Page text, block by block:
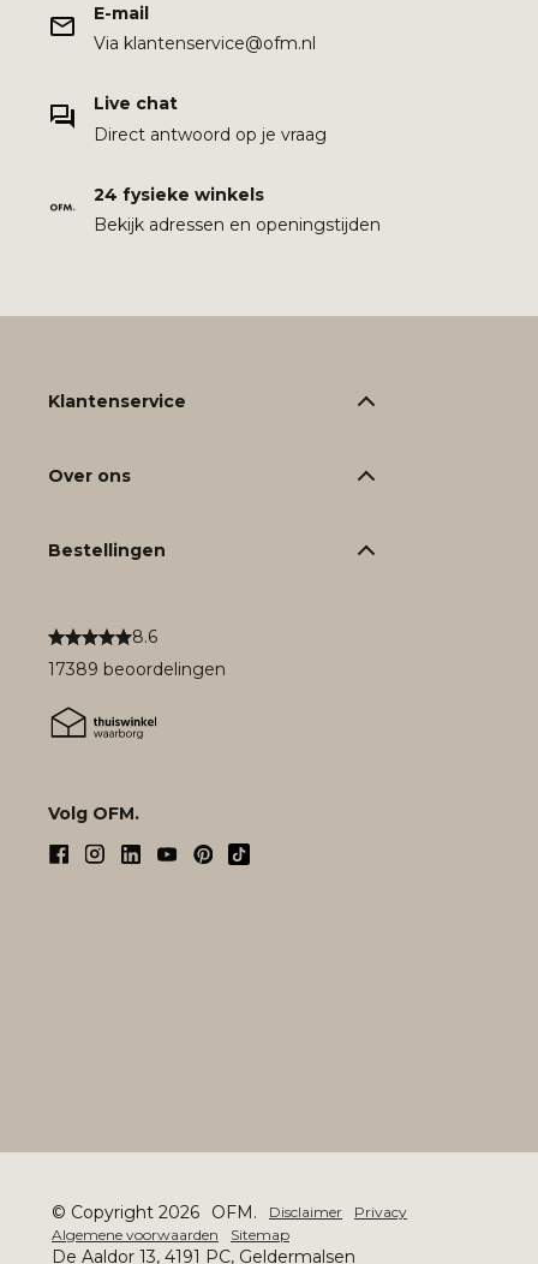
E-mail
Via klantenservice@ofm.nl
Live chat
Direct antwoord op je vraag
24 fysieke winkels
Bekijk adressen en openingstijden
8.6
17389 beoordelingen
Volg OFM.
Klantenservice
Over ons
Bestellingen
© Copyright 2026 OFM. Disclaimer
Privacy
Algemene voorwaarden
Sitemap
De Aaldor 13, 4191 PC, Geldermalsen